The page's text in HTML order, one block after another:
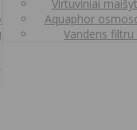
Virtuviniai
Aquaphor
Vandens filtru